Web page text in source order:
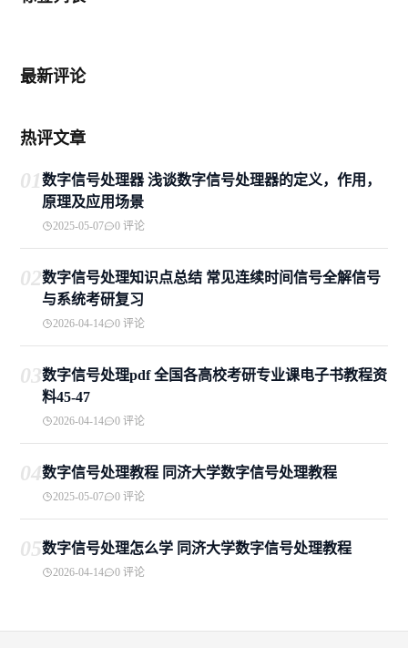
最新评论
热评文章
01数字信号处理器 浅谈数字信号处理器的定义，作用，
原理及应用场景
2025-05-07 0 评论
02数字信号处理知识点总结 常见连续时间信号全解信号
与系统考研复习
2026-04-14 0 评论
03数字信号处理pdf 全国各高校考研专业课电子书教程资
料45-47
2026-04-14 0 评论
04数字信号处理教程 同济大学数字信号处理教程
2025-05-07 0 评论
05数字信号处理怎么学 同济大学数字信号处理教程
2026-04-14 0 评论